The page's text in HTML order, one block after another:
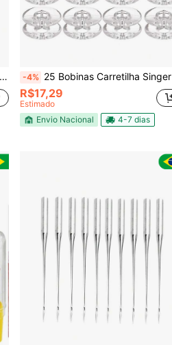
-4% 25 Bobinas Carretilha Singer Plástica Baixa Máquina Costura
R$17,29
Estimado
Envio Nacional
4-7 dias